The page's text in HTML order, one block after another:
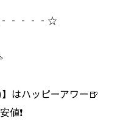
はハッピーアワー🍺
値❗